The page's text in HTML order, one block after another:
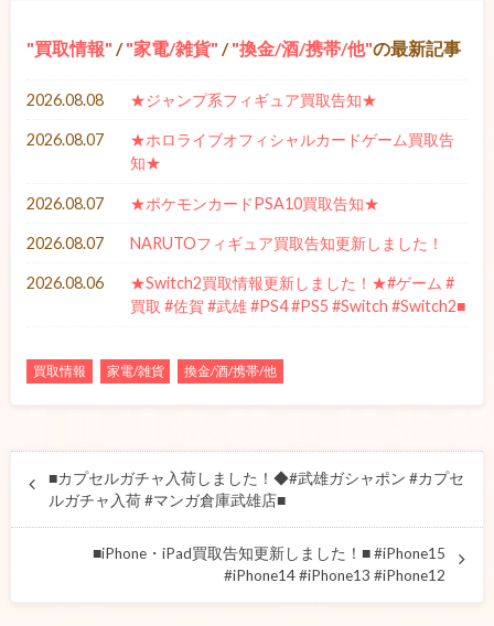
買取情報 / 家電/雑貨 / 換金/酒/携帯/他 の最新記事
2026.08.08 ★ジャンプ系フィギュア買取告知★
2026.08.07
★ホロライブオフィシャルカードゲーム買取告
知★
2026.08.07 ★ポケモンカードPSA10買取告知★
2026.08.07 NARUTOフィギュア買取告知更新しました！
2026.08.06
★Switch2買取情報更新しました！★#ゲーム #
買取 #佐賀 #武雄 #PS4 #PS5 #Switch #Switch2■
買取情報 家電/雑貨 換金/酒/携帯/他
■カプセルガチャ入荷しました！◆#武雄ガシャポン #カプセ
ルガチャ入荷 #マンガ倉庫武雄店■
■iPhone・iPad買取告知更新しました！■ #iPhone15
#iPhone14 #iPhone13 #iPhone12